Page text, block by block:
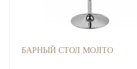
БАРНЫЙ СТОЛ MOJITO